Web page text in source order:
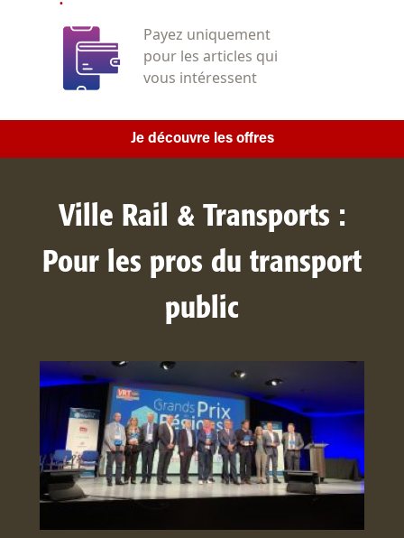
Payez uniquement
pour les articles qui
vous intéressent
Je découvre les offres
Ville Rail & Transports :
Pour les pros du transport
public